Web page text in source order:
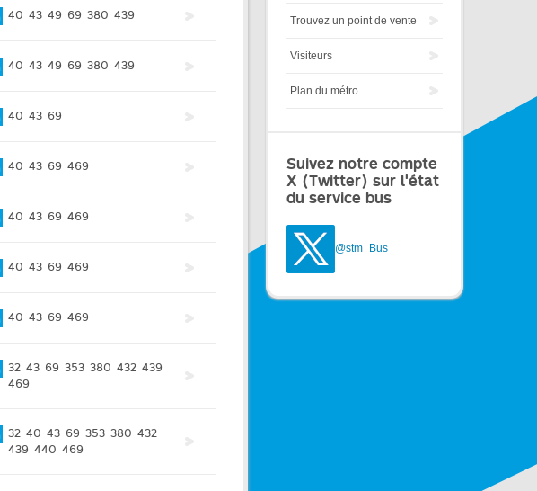
40 43 49 69 380 439
40 43 49 69 380 439
40 43 69
40 43 69 469
40 43 69 469
40 43 69 469
40 43 69 469
32 43 69 353 380 432 439
469
32 40 43 69 353 380 432
439 440 469
Trouvez un point de vente
Visiteurs
Plan du métro
Suivez notre compte
X (Twitter) sur l'état
du service bus
@stm_Bus